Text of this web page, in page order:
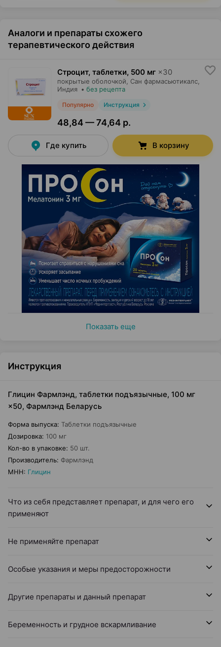
Аналоги и препараты схожего
терапевтического действия
Строцит, таблетки, 500 мг ×30
покрытые оболочкой, Сан фармасьютикалс
Индия • без рецепта
Популярно Инструкция
48,84 — 74,64 р.
Где купить В корзину
Показать еще
Инструкция
Глицин Фармлэнд, таблетки подъязычные, 100 мг
×50, Фармлэнд Беларусь
Форма выпуска: Таблетки подъязычные
Дозировка: 100 мг
Кол-во в упаковке: 50 шт.
Производитель: Фармлэнд
МНН: Глицин
Что из себя представляет препарат, и для чего его
применяют
Не применяйте препарат
Особые указания и меры предосторожности
Другие препараты и данный препарат
Беременность и грудное вскармливание